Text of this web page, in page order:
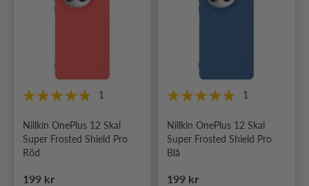
1
Nillkin OnePlus 12 Skal
Super Frosted Shield Pro
Röd
Ordinarie pris
199 kr
1
Nillkin OnePlus 12 Skal
Super Frosted Shield Pro
Blå
Ordinarie pris
199 kr